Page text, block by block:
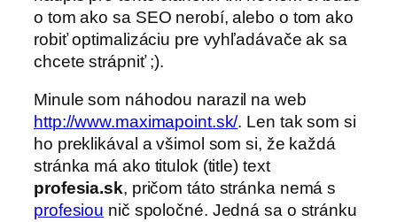
o tom ako sa SEO nerobí, alebo o tom ako
robiť optimalizáciu pre vyhľadávače ak sa
chcete strápniť ;).
Minule som náhodou narazil na web
http://www.maximapoint.sk/. Len tak som si
ho preklikával a všimol som si, že každá
stránka má ako titulok (title) text
profesia.sk, pričom táto stránka nemá s
profesiou nič spoločné. Jedná sa o stránku